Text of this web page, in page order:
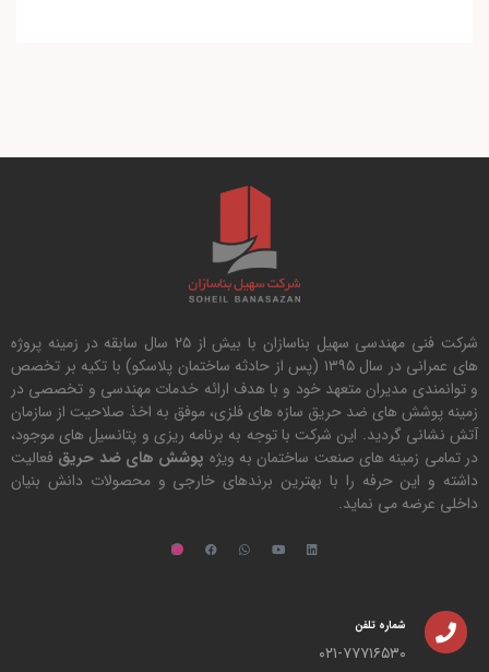
شرکت فنی مهندسی سهیل بناسازان با بیش از ۲۵ سال سابقه در زمینه پروژه
های عمرانی در سال ۱۳۹۵ (پس از حادثه ساختمان پلاسکو) با تکیه بر تخصص
و توانمندی مدیران متعهد خود و با هدف ارائه خدمات مهندسی و تخصصی در
زمینه پوشش های ضد حریق سازه های فلزی، موفق به اخذ صلاحیت از سازمان
آتش نشانی گردید. این شرکت با توجه به برنامه ریزی و پتانسیل های موجود،
در تمامی زمینه های صنعت ساختمان به ویژه پوشش های ضد حریق فعالیت
داشته و این حرفه را با بهترین برندهای خارجی و محصولات دانش بنیان
داخلی عرضه می نماید.
شماره تلفن
۰۲۱-۷۷۷۱۶۵۳۰